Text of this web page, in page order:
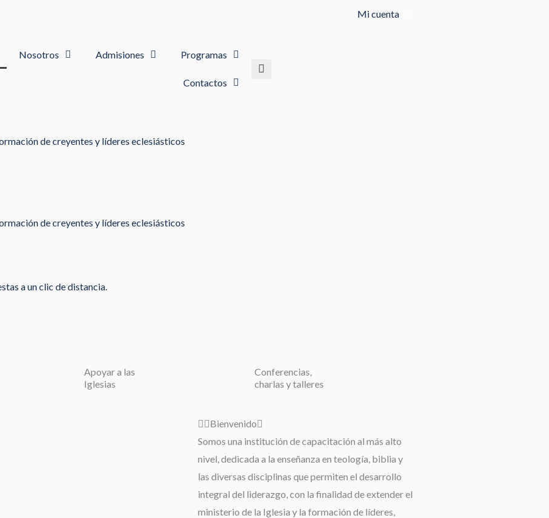
Mi cuenta
Nosotros Admisiones Programas
Contactos
de creyentes y líderes eclesiásticos
de creyentes y líderes eclesiásticos
a un clic de distancia.
Apoyar a las
Iglesias
Conferencias,
charlas y talleres
Bienvenido
Somos una institución de capacitación al más alto
nivel, dedicada a la enseñanza en teología, biblia y
las diversas disciplinas que permiten el desarrollo
integral del liderazgo, con la finalidad de extender el
ministerio de la Iglesia y la formación de líderes,